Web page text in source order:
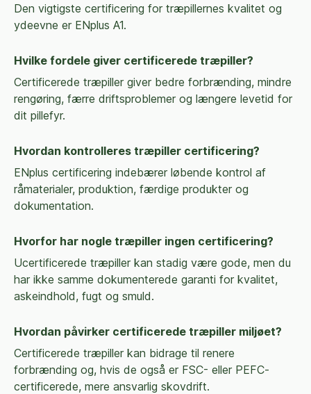
Den vigtigste certificering for træpillernes kvalitet og
ydeevne er ENplus A1.
Hvilke fordele giver certificerede træpiller?
Certificerede træpiller giver bedre forbrænding, mindre
rengøring, færre driftsproblemer og længere levetid for
dit pillefyr.
Hvordan kontrolleres træpiller certificering?
ENplus certificering indebærer løbende kontrol af
råmaterialer, produktion, færdige produkter og
dokumentation.
Hvorfor har nogle træpiller ingen certificering?
Ucertificerede træpiller kan stadig være gode, men du
har ikke samme dokumenterede garanti for kvalitet,
askeindhold, fugt og smuld.
Hvordan påvirker certificerede træpiller miljøet?
Certificerede træpiller kan bidrage til renere
forbrænding og, hvis de også er FSC- eller PEFC-
certificerede, mere ansvarlig skovdrift.